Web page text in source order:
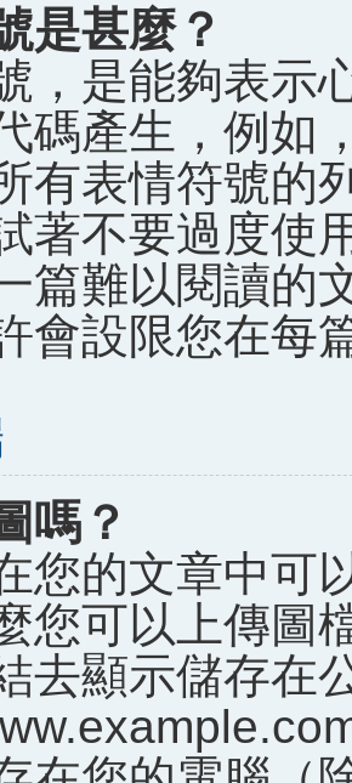
是甚麼？
，是能夠表示
碼產生，例如
有表情符號的
著不要過度使
篇難以閱讀的
會設限您在每
嗎？
您的文章中可
您可以上傳圖
去顯示儲存在